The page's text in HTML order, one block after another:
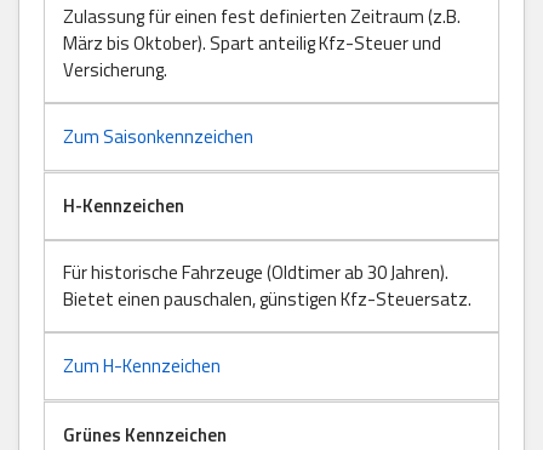
Zulassung für einen fest definierten Zeitraum (z.B.
März bis Oktober). Spart anteilig Kfz-Steuer und
Versicherung.
Zum Saisonkennzeichen
H-Kennzeichen
Für historische Fahrzeuge (Oldtimer ab 30 Jahren).
Bietet einen pauschalen, günstigen Kfz-Steuersatz.
Zum H-Kennzeichen
Grünes Kennzeichen